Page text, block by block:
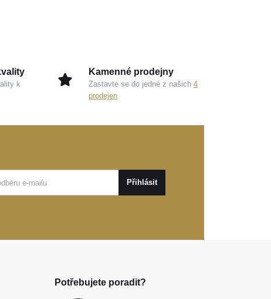
k
Kamenné prodejny
Zastavte se do jedné z našich 4
prodejen
Přihlásit
Potřebujete poradit?